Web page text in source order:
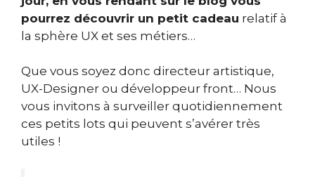
pourrez découvrir un petit cadeau relatif à
la sphère UX et ses métiers…
Que vous soyez donc directeur artistique,
UX-Designer ou développeur front… Nous
vous invitons à surveiller quotidiennement
ces petits lots qui peuvent s’avérer très
utiles !